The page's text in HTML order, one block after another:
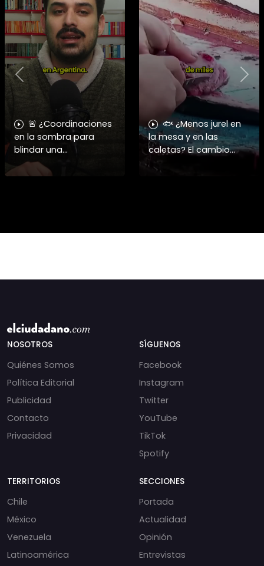
🚨 ¿Coordinaciones
en la sombra para
blindar una
candidatura
presidencial? Nuevos
🐟 ¿Menos jurel en
la mesa y en las
caletas? El cambio
climático y El Niño
alteran las aguas
Previous
NOSOTROS
Quiénes Somos
Política Editorial
Publicidad
Contacto
Privacidad
SÍGUENOS
Facebook
Instagram
Twitter
YouTube
TikTok
Spotify
TERRITORIOS
Chile
México
Venezuela
Latinoamérica
SECCIONES
Portada
Actualidad
Opinión
Entrevistas